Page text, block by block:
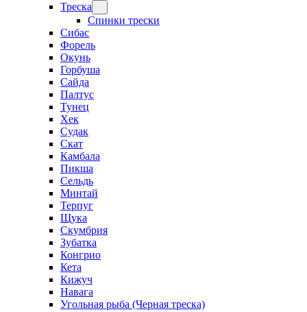
Треска
Спинки трески
Сибас
Форель
Окунь
Горбуша
Сайда
Палтус
Тунец
Хек
Судак
Скат
Камбала
Пикша
Сельдь
Минтай
Терпуг
Щука
Скумбрия
Зубатка
Конгрио
Кета
Кижуч
Навага
Угольная рыба (Черная треска)